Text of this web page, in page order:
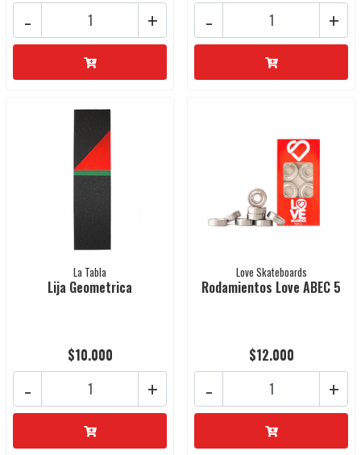
+
- +
-
La Tabla
Lija Geometrica
$10.000
+
-
Love Skateboards
Rodamientos Love ABEC 5
$12.000
+
-